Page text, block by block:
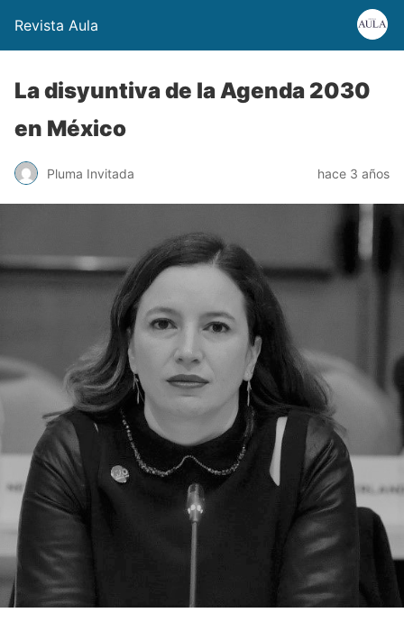
Revista Aula
La disyuntiva de la Agenda 2030
en México
Pluma Invitada hace 3 años